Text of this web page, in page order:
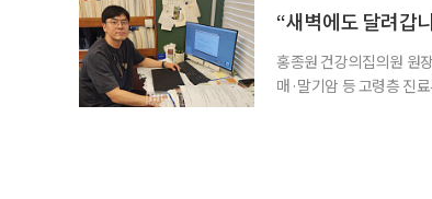
야 한다. 루이소체는 알
“새벽에도 달려갑
홍종원 건강의집의원 원
매·말기암 등 고령층 진